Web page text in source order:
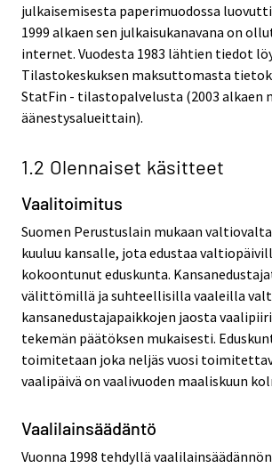
julkaisemisesta paperimuodossa
1999 alkaen sen julkaisukanavana on
internet. Vuodesta 1983 lähtien tiedot
Tilastokeskuksen maksuttomasta
StatFin - tilastopalvelusta (2003 alkaen
äänestysalueittain).
1.2 Olennaiset käsitteet
Vaalitoimitus
Suomen Perustuslain mukaan valtiovalta
kuuluu kansalle, jota edustaa
kokoontunut eduskunta.
välittömillä ja suhteellisilla vaaleilla
kansanedustajapaikkojen jaosta
tekemän päätöksen mukaisesti.
toimitetaan joka neljäs vuosi
vaalipäivä on vaalivuoden maaliskuun
Vaalilainsäädäntö
Vuonna 1998 tehdyllä